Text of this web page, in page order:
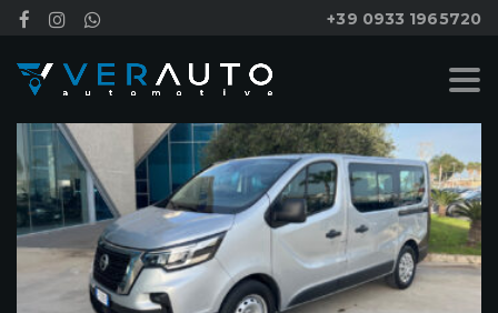
+39 0933 1965720